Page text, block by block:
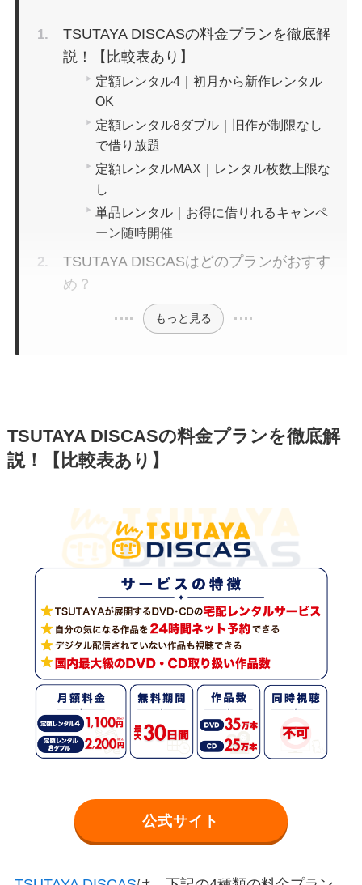
TSUTAYA DISCASの料金プランを徹底解
説！【比較表あり】
定額レンタル4｜初月から新作レンタル
OK
定額レンタル8ダブル｜旧作が制限なし
で借り放題
定額レンタルMAX｜レンタル枚数上限な
し
単品レンタル｜お得に借りれるキャンペ
ーン随時開催
TSUTAYA DISCASはどのプランがおすす
め？
もっと見る
TSUTAYA DISCASの料金プランを徹底解
説！【比較表あり】
公式サイト